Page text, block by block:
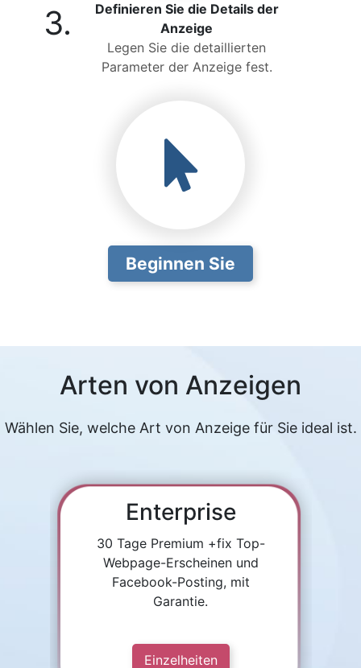
3.
Definieren Sie die Details der
Anzeige
Legen Sie die detaillierten
Parameter der Anzeige fest.
Beginnen Sie
Arten von Anzeigen
Wählen Sie, welche Art von Anzeige für Sie ideal ist.
Enterprise
30 Tage Premium +fix Top-
Webpage-Erscheinen und
Facebook-Posting, mit
Garantie.
Einzelheiten